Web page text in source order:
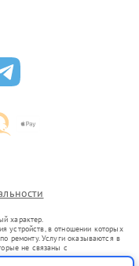
характер.
устройств, в отношении которых
ремонту. Услуги оказываются в
не связаны с
представителями.